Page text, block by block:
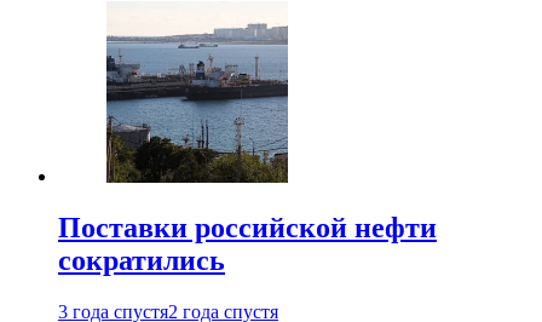
Поставки российской нефти
сократились
3 года спустя2 года спустя